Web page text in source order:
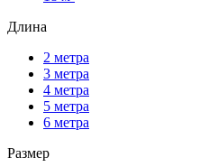
Длина
2 метра
3 метра
4 метра
5 метра
6 метра
Размер